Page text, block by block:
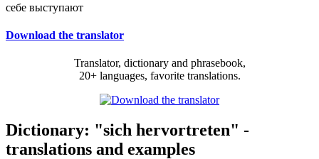
себе выступают
Download the translator
Translator, dictionary and phrasebook,
20+ languages, favorite translations.
Dictionary: "sich hervortreten" -
translations and examples